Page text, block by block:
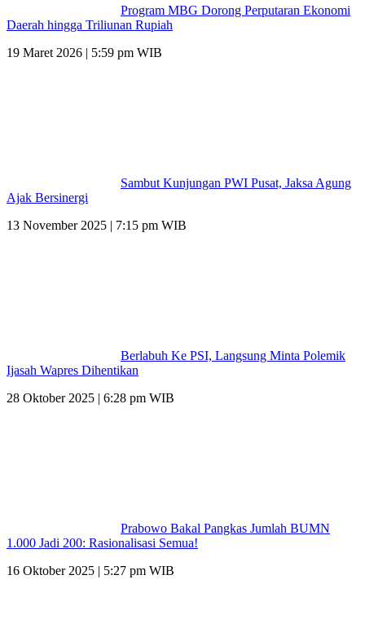
Program MBG Dorong Perputaran Ekonomi
Daerah hingga Triliunan Rupiah
19 Maret 2026 | 5:59 pm WIB
Sambut Kunjungan PWI Pusat, Jaksa Agung
Ajak Bersinergi
13 November 2025 | 7:15 pm WIB
Berlabuh Ke PSI, Langsung Minta Polemik
Ijasah Wapres Dihentikan
28 Oktober 2025 | 6:28 pm WIB
Prabowo Bakal Pangkas Jumlah BUMN
1.000 Jadi 200: Rasionalisasi Semua!
16 Oktober 2025 | 5:27 pm WIB